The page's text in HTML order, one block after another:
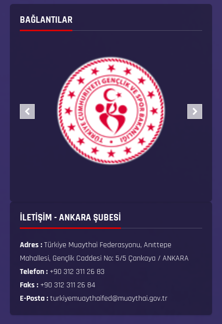
BAĞLANTILAR
İLETİŞİM - ANKARA ŞUBESİ
Adres :Türkiye Muaythai Federasyonu, Anıttepe
Mahallesi, Gençlik Caddesi No: 5/5 Çankaya / ANKARA
Telefon : +90 312 311 26 83
Faks : +90 312 311 26 84
E-Posta :turkiyemuaythaifed@muaythai.gov.tr